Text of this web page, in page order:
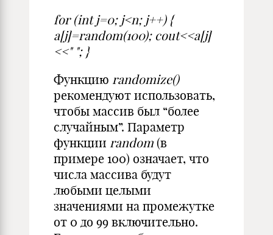
for (int j=0; j<n; j++) {
a[j]=random(100); cout<<a[j]
<<" "; }
Функцию randomize()
рекомендуют использовать,
чтобы массив был “более
случайным”. Параметр
функции random (в
примере 100) означает, что
числа массива будут
любыми целыми
значениями на промежутке
от 0 до 99 включительно.